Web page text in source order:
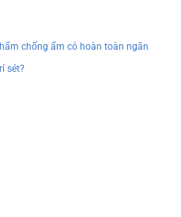
chống ẩm có hoàn toàn ngăn
sét?